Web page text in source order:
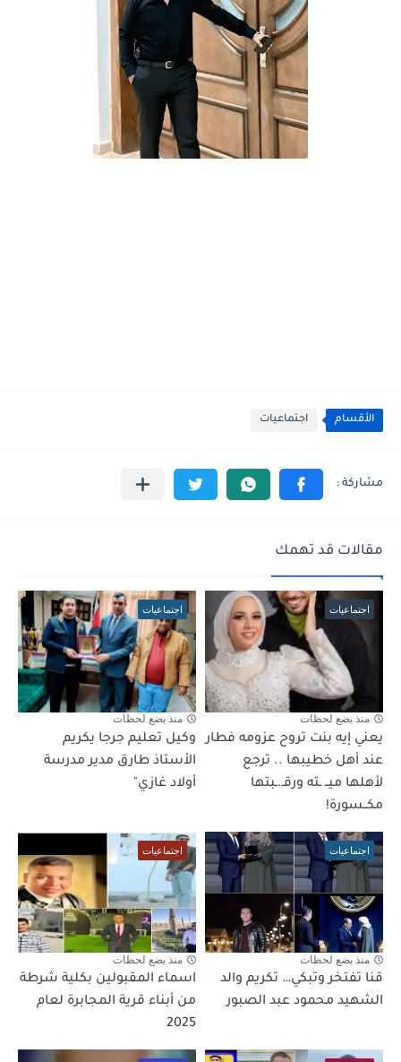
الأقسام اجتماعيات
مقالات قد تهمك
اجتماعيات
منذ بضع لحظات
يعني إيه بنت تروح عزومه فطار
عند أهل خطيبها .. ترجع
لأهلها ميــ ـته ورقـ.ـبتها
مكــسورة!
اجتماعيات
منذ بضع لحظات
وكيل تعليم جرجا يكريم
الأستاذ طارق مدير مدرسة
أولاد غازي"
اجتماعيات
منذ بضع لحظات
قنا تفتخر وتبكي… تكريم والد
الشهيد محمود عبد الصبور
اجتماعيات
منذ بضع لحظات
اسماء المقبولين بكلية شرطة
من أبناء قرية المجابرة لعام
2025